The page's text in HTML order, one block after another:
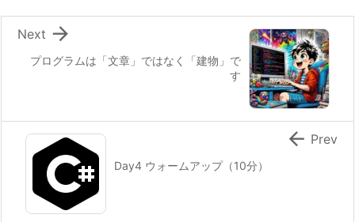
}
}
プログラムは「文章」ではなく「建物」で
す

Next
Day4 ウォームアップ（10分）
 Prev